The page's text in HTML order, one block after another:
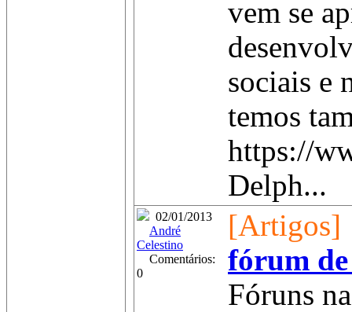
vem se
sociais e
temos
https://
Delph...
02/01/2013
André
Celestino
Comentários:
0
[Artigos]
fórum de
Fóruns